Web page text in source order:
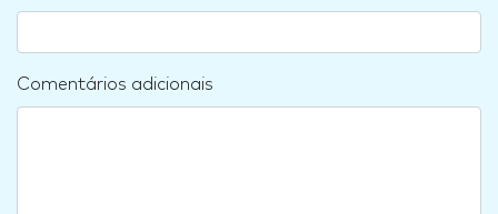
Comentários adicionais